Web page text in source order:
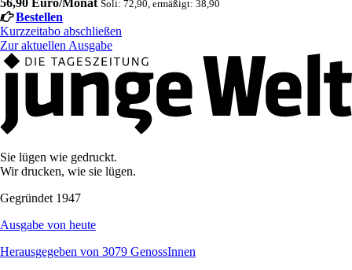
Soli: 72,90, ermäßigt: 38,90
Bestellen
Kurzzeitabo abschließen
Zur aktuellen Ausgabe
Sie lügen wie gedruckt.
Wir drucken, wie sie lügen.
Gegründet 1947
Ausgabe von heute
Herausgegeben von 3079 GenossInnen